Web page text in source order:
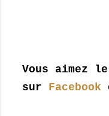
Vous aimez
sur Facebook